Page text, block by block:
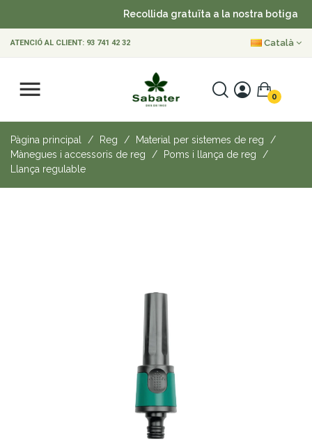
Recollida gratuïta a la nostra botiga
ATENCIÓ AL CLIENT: 93 741 42 32 Català
0
Pàgina principal Reg
Material per sistemes de reg
Mànegues i accessoris de reg
Poms i llança de reg
Llança regulable